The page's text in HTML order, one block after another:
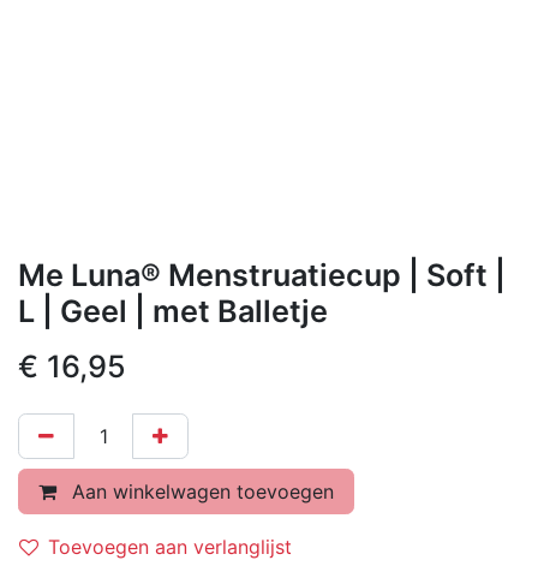
Me Luna® Menstruatiecup | Soft |
L | Geel | met Balletje
€ 16,95
Aan winkelwagen toevoegen
Toevoegen aan verlanglijst